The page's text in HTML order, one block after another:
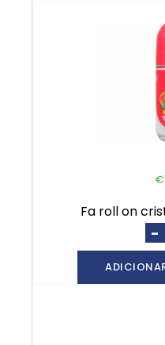
€
fa roll on
-